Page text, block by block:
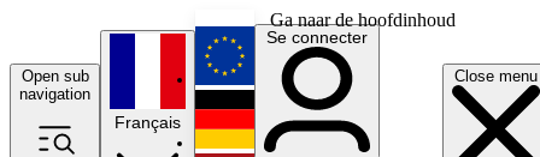
Ga naar de hoofdinhoud
Open sub
navigation
Close menu
Français
English
Deutsch
Se connecter